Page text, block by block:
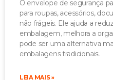
O envelope de segurança
para roupas, acessórios,
não frágeis. Ele ajuda a
embalagem, melhora a
pode ser uma alternativa
embalagens tradicionais.
LEIA MAIS »